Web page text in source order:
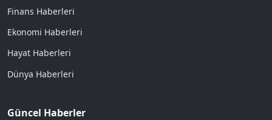
Finans Haberleri
Ekonomi Haberleri
Hayat Haberleri
Dünya Haberleri
Güncel Haberler